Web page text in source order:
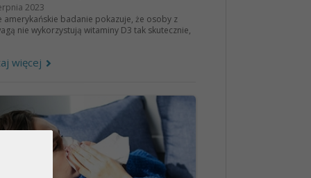
2023
amerykańskie badanie pokazuje, że osoby z
nie wykorzystują witaminy D3 tak skutecznie,
więcej